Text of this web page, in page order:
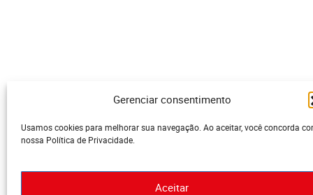
Gerenciar consentimento
Usamos cookies para melhorar sua navegação. Ao aceitar, você concorda
nossa Política de Privacidade.
Aceitar